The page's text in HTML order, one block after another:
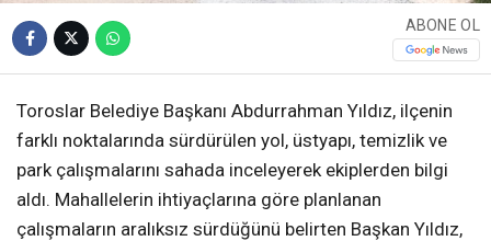
ABONE OL
Toroslar Belediye Başkanı Abdurrahman Yıldız, ilçenin
farklı noktalarında sürdürülen yol, üstyapı, temizlik ve
park çalışmalarını sahada inceleyerek ekiplerden bilgi
aldı. Mahallelerin ihtiyaçlarına göre planlanan
çalışmaların aralıksız sürdüğünü belirten Başkan Yıldız,